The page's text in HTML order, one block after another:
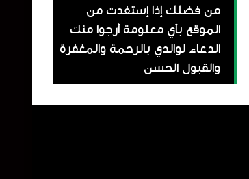
من فضلك إذا إستفدت من
الموقع بأي معلومة أرجوا منك
الدعاء لوالدي بالرحمة والمغفرة
والقبول الحسن